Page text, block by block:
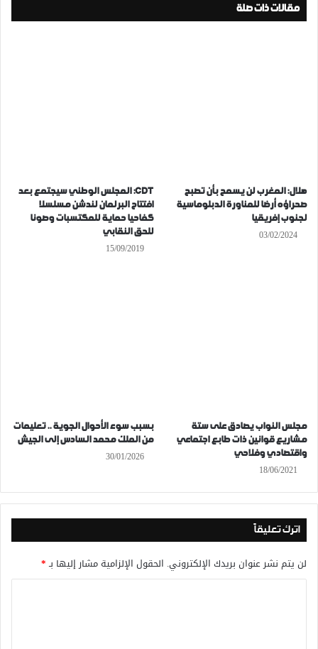
مقالات ذات صلة
هلال: المغرب لن يسمح بأن تصبح
صحراؤه أرضا للمناورة الدبلوماسية
لجنوب إفريقيا
03/02/2024
CDT: المجلس الوطني سيجتمع بعد
افتتاح البرلمان لندشن مسلسلا
كفاحيا حماية للمكتسبات وصونا
للحق النقابي
15/09/2019
مجلس النواب يصادق على ستة
مشاريع قوانين ذات طابع اجتماعي
واقتصادي وفلاحي
18/06/2021
بسبب سوء الأحوال الجوية .. تعليمات
من الملك محمد السادس إلى الجيش
30/01/2026
اترك تعليقاً
لن يتم نشر عنوان بريدك الإلكتروني. الحقول الإلزامية مشار إليها بـ*